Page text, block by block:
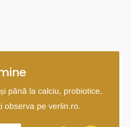
până la calciu, probiotice,
observa pe verlin.ro.